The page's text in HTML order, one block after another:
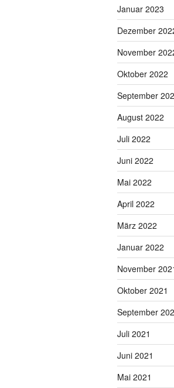
Januar 2023
Dezember
November
Oktober 2022
September
August 2022
Juli 2022
Juni 2022
Mai 2022
April 2022
März 2022
Januar 2022
November
Oktober 2021
September
Juli 2021
Juni 2021
Mai 2021